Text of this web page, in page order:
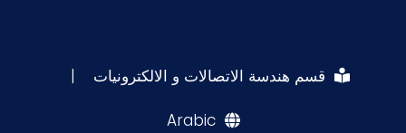
قسم هندسة الاتصالات و الالكترونيات |
Arabic